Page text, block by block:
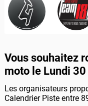
Vous souhaitez
moto le Lundi
Les organisateurs
Calendrier Piste entre